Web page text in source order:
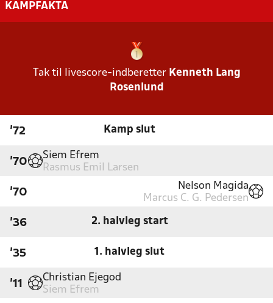
KAMPFAKTA
Tak til livescore-indberetter Kenneth Lang
Rosenlund
'72 Kamp slut
'70
Siem Efrem
Rasmus Emil Larsen
'70
Nelson Magida
Marcus C. G. Pedersen
'36 2. halvleg start
'35 1. halvleg slut
'11
Christian Ejegod
Siem Efrem